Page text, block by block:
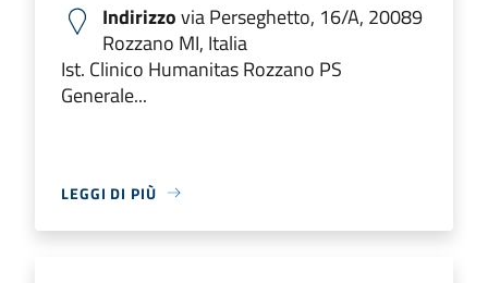
Indirizzovia Perseghetto, 16/A, 20089
Rozzano MI, Italia
Ist. Clinico Humanitas Rozzano PS
Generale...
LEGGI DI PIÙ